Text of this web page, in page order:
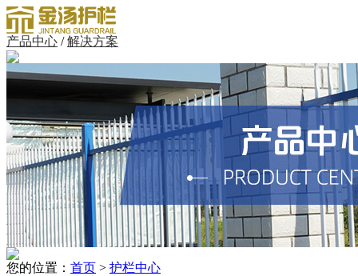
产品中心 /解决方案
您的位置： 首页 > 护栏中心